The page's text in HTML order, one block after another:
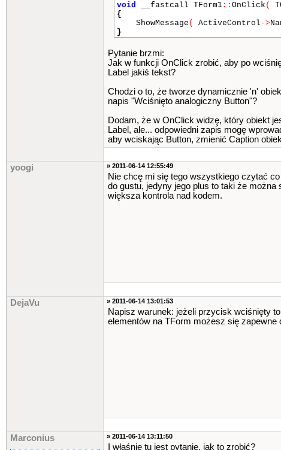
void __fastcall TForm1 :: OnClick (
{
ShowMessage ( ActiveControl ->
}
Pytanie brzmi:
Jak w funkcji OnClick zrobić, aby po
Label jakiś tekst?
Chodzi o to, że tworze dynamicznie 'n'
napis "Wciśnięto analogiczny Button"?
Dodam, że w OnClick widzę, który obiekt
Label, ale... odpowiedni zapis mogę
aby wciskając Button, zmienić Caption
yoogi » 2011-06-14 12:55:49
Nie chcę mi się tego wszystkiego czytać
do gustu, jedyny jego plus to taki że
większa kontrola nad kodem.
DejaVu » 2011-06-14 13:01:53
Napisz warunek: jeżeli przycisk wciśnięty
elementów na TForm możesz się
Marconius » 2011-06-14 13:11:50
I właśnie tu jest pytanie, jak to zrobić?